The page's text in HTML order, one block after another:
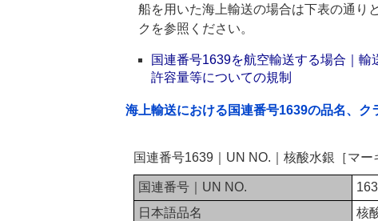
船を用いた海上輸送の場合は下表の通り
クを参照ください。
国連番号1639を航空輸送する場合｜
許容量等についての規制
海上輸送における国連番号1639の品名、ク
国連番号1639｜UN NO.｜核酸水銀［マー
国連番号｜UN NO.
日本語品名
核